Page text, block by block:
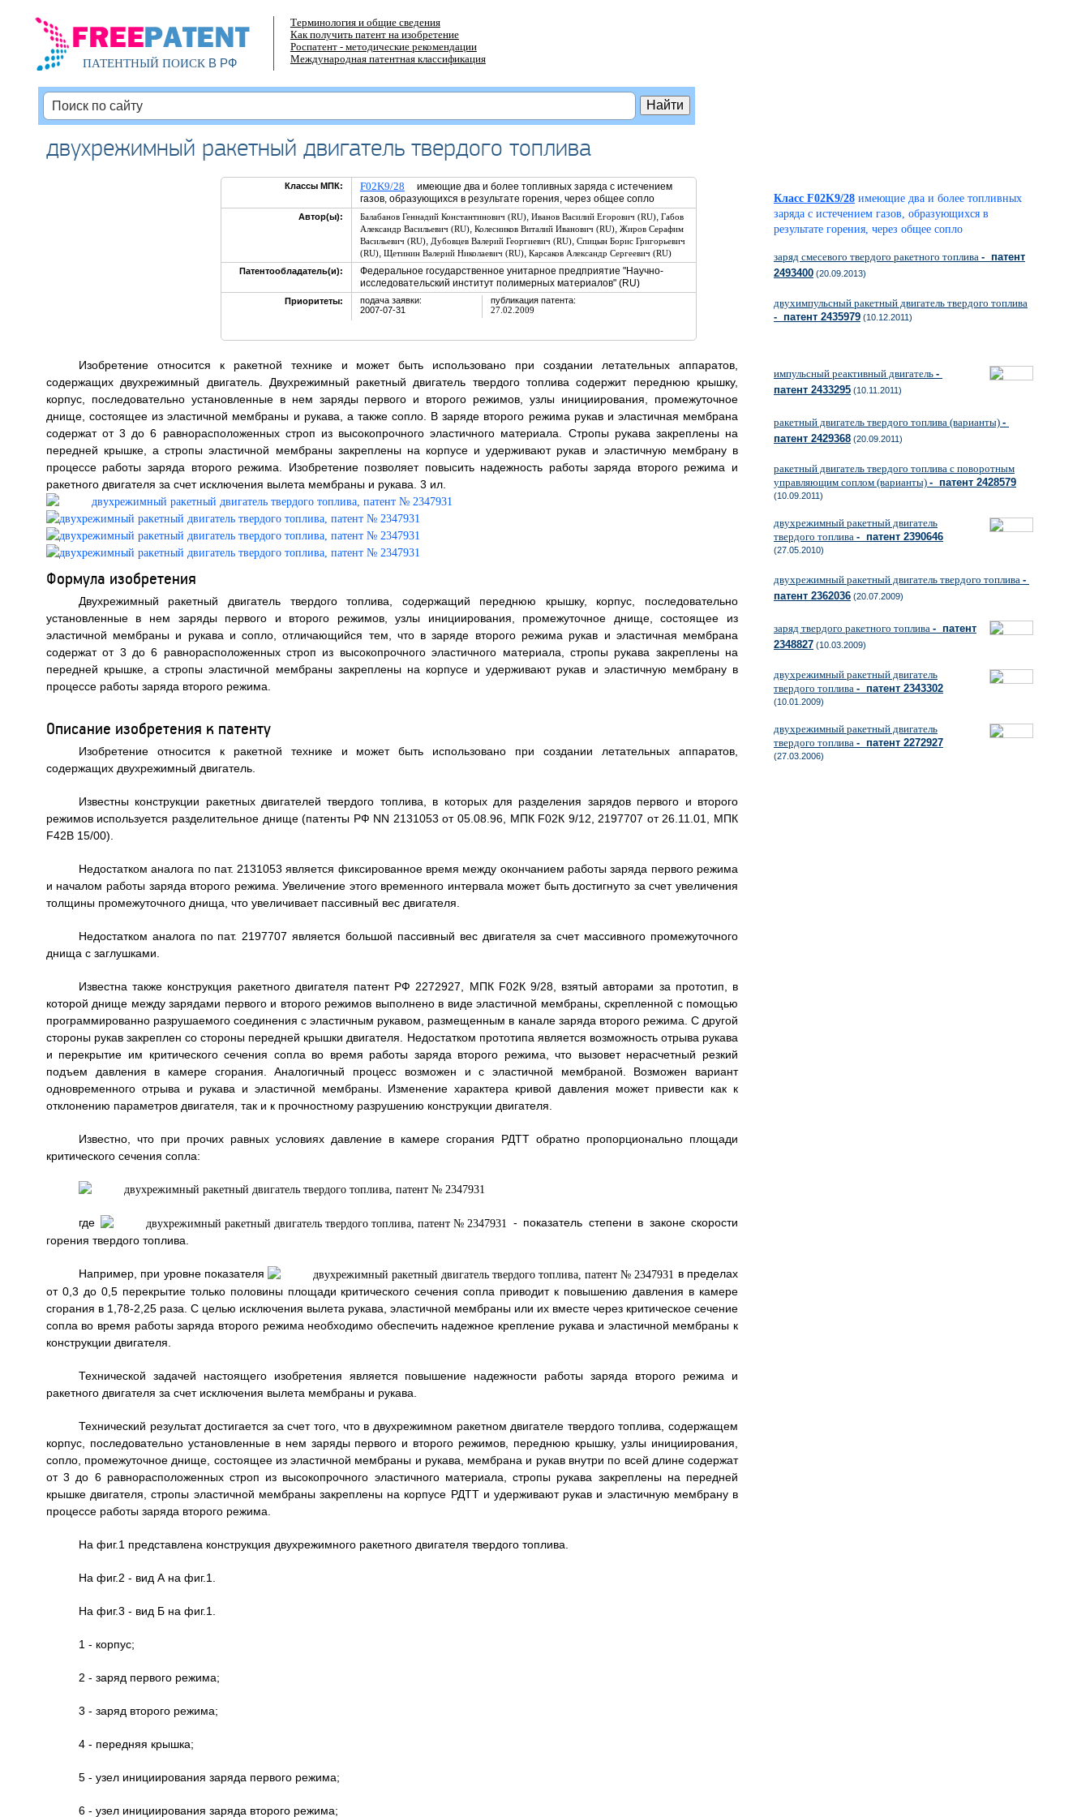
ПАТЕНТНЫЙ ПОИСКВ РФ
Терминология и общие сведения
Как получить патент на изобретение
Роспатент - методические рекомендации
Международная патентная классификация
двухрежимный ракетный двигатель твердого топлива
Классы МПК: F02K9/28 имеющие два и более топливных заряда с истечением
газов, образующихся в результате горения, через общее сопло
Автор(ы): Балабанов Геннадий Константинович (RU), Иванов Василий Егорович (RU), Габов
Александр Васильевич (RU), Колесников Виталий Иванович (RU), Жиров Серафим
Васильевич (RU), Дубовцев Валерий Георгиевич (RU), Спицын Борис Григорьевич
(RU), Щетинин Валерий Николаевич (RU), Карсаков Александр Сергеевич (RU)
Патентообладатель(и):
Федеральное государственное унитарное предприятие "Научно-
исследовательский институт полимерных материалов" (RU)
Приоритеты:
подача заявки:
2007-07-31
публикация патента:
27.02.2009
Изобретение относится к ракетной технике и может быть использовано при создании летательных аппаратов,
содержащих двухрежимный двигатель. Двухрежимный ракетный двигатель твердого топлива содержит переднюю крышку,
корпус, последовательно установленные в нем заряды первого и второго режимов, узлы инициирования, промежуточное
днище, состоящее из эластичной мембраны и рукава, а также сопло. В заряде второго режима рукав и эластичная мембрана
содержат от 3 до 6 равнорасположенных строп из высокопрочного эластичного материала. Стропы рукава закреплены на
передней крышке, а стропы эластичной мембраны закреплены на корпусе и удерживают рукав и эластичную мембрану в
процессе работы заряда второго режима. Изобретение позволяет повысить надежность работы заряда второго режима и
ракетного двигателя за счет исключения вылета мембраны и рукава. 3 ил.
Формула изобретения
Двухрежимный ракетный двигатель твердого топлива, содержащий переднюю крышку, корпус, последовательно
установленные в нем заряды первого и второго режимов, узлы инициирования, промежуточное днище, состоящее из
эластичной мембраны и рукава и сопло, отличающийся тем, что в заряде второго режима рукав и эластичная мембрана
содержат от 3 до 6 равнорасположенных строп из высокопрочного эластичного материала, стропы рукава закреплены на
передней крышке, а стропы эластичной мембраны закреплены на корпусе и удерживают рукав и эластичную мембрану в
процессе работы заряда второго режима.
Описание изобретения к патенту
Изобретение относится к ракетной технике и может быть использовано при создании летательных аппаратов,
содержащих двухрежимный двигатель.
Известны конструкции ракетных двигателей твердого топлива, в которых для разделения зарядов первого и второго
режимов используется разделительное днище (патенты РФ NN 2131053 от 05.08.96, МПК F02К 9/12, 2197707 от 26.11.01, МПК
F42В 15/00).
Недостатком аналога по пат. 2131053 является фиксированное время между окончанием работы заряда первого режима
и началом работы заряда второго режима. Увеличение этого временного интервала может быть достигнуто за счет увеличения
толщины промежуточного днища, что увеличивает пассивный вес двигателя.
Недостатком аналога по пат. 2197707 является большой пассивный вес двигателя за счет массивного промежуточного
днища с заглушками.
Известна также конструкция ракетного двигателя патент РФ 2272927, МПК F02К 9/28, взятый авторами за прототип, в
которой днище между зарядами первого и второго режимов выполнено в виде эластичной мембраны, скрепленной с помощью
программированно разрушаемого соединения с эластичным рукавом, размещенным в канале заряда второго режима. С другой
стороны рукав закреплен со стороны передней крышки двигателя. Недостатком прототипа является возможность отрыва рукава
и перекрытие им критического сечения сопла во время работы заряда второго режима, что вызовет нерасчетный резкий
подъем давления в камере сгорания. Аналогичный процесс возможен и с эластичной мембраной. Возможен вариант
одновременного отрыва и рукава и эластичной мембраны. Изменение характера кривой давления может привести как к
отклонению параметров двигателя, так и к прочностному разрушению конструкции двигателя.
Известно, что при прочих равных условиях давление в камере сгорания РДТТ обратно пропорционально площади
критического сечения сопла:
где
- показатель степени в законе скорости
горения твердого топлива.
Например, при уровне показателя
в пределах
от 0,3 до 0,5 перекрытие только половины площади критического сечения сопла приводит к повышению давления в камере
сгорания в 1,78-2,25 раза. С целью исключения вылета рукава, эластичной мембраны или их вместе через критическое сечение
сопла во время работы заряда второго режима необходимо обеспечить надежное крепление рукава и эластичной мембраны к
конструкции двигателя.
Технической задачей настоящего изобретения является повышение надежности работы заряда второго режима и
ракетного двигателя за счет исключения вылета мембраны и рукава.
Технический результат достигается за счет того, что в двухрежимном ракетном двигателе твердого топлива, содержащем
корпус, последовательно установленные в нем заряды первого и второго режимов, переднюю крышку, узлы инициирования,
сопло, промежуточное днище, состоящее из эластичной мембраны и рукава, мембрана и рукав внутри по всей длине содержат
от 3 до 6 равнорасположенных строп из высокопрочного эластичного материала, стропы рукава закреплены на передней
крышке двигателя, стропы эластичной мембраны закреплены на корпусе РДТТ и удерживают рукав и эластичную мембрану в
процессе работы заряда второго режима.
На фиг.1 представлена конструкция двухрежимного ракетного двигателя твердого топлива.
На фиг.2 - вид А на фиг.1.
На фиг.3 - вид Б на фиг.1.
1 - корпус;
2 - заряд первого режима;
3 - заряд второго режима;
4 - передняя крышка;
5 - узел инициирования заряда первого режима;
6 - узел инициирования заряда второго режима;
Класс F02K9/28 имеющие два и более топливных
заряда с истечением газов, образующихся в
результате горения, через общее сопло
заряд смесевого твердого ракетного топлива - патент
2493400 (20.09.2013)
двухимпульсный ракетный двигатель твердого топлива
- патент 2435979 (10.12.2011)
импульсный реактивный двигатель -
патент 2433295 (10.11.2011)
ракетный двигатель твердого топлива (варианты) -
патент 2429368 (20.09.2011)
ракетный двигатель твердого топлива с поворотным
управляющим соплом (варианты) - патент 2428579
(10.09.2011)
двухрежимный ракетный двигатель
твердого топлива - патент 2390646
(27.05.2010)
двухрежимный ракетный двигатель твердого топлива -
патент 2362036 (20.07.2009)
заряд твердого ракетного топлива - патент
2348827 (10.03.2009)
двухрежимный ракетный двигатель
твердого топлива - патент 2343302
(10.01.2009)
двухрежимный ракетный двигатель
твердого топлива - патент 2272927
(27.03.2006)